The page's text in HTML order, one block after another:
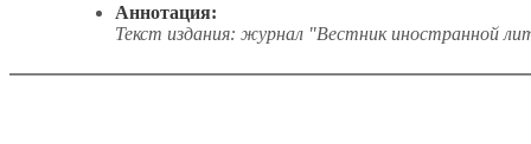
Аннотация:
Текст издания: журнал "Вестник иностранной